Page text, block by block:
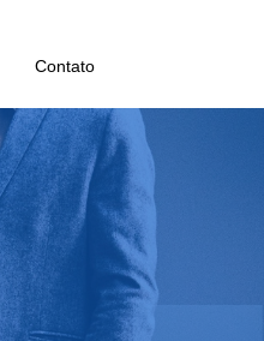
Contato